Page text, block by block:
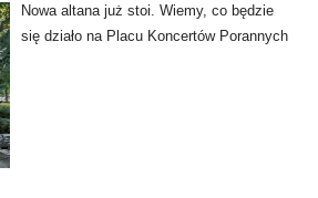
Nowa altana już stoi. Wiemy, co będzie
się działo na Placu Koncertów Porannych